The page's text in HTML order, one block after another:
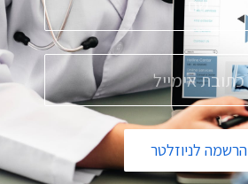
הרשמה לניוזלטר